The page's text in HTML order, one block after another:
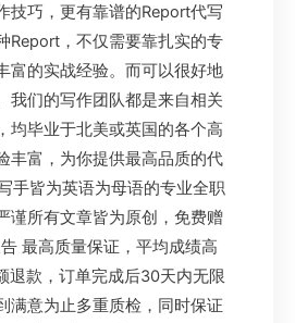
技巧，更有靠谱的Report代写
Report，不仅需要靠扎实的专
富的实战经验。而可以很好地
我们的写作团队都是来自相关
均毕业于北美或英国的各个高
丰富，为你提供最高品质的代
手皆为英语为母语的专业全职
谨所有文章皆为原创，免费赠
最高质量保证，平均成绩高
退款，订单完成后30天内无限
满意为止多重质检，同时保证